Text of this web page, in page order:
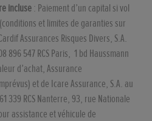
incluse: Paiement d’un capital si vol
et limites de garanties sur
Assurances Risques Divers, S.A.
896 547 RCS Paris, 1 bd Haussmann
d’achat, Assurance
et de Icare Assurance, S.A. au
339 RCS Nanterre, 93, rue Nationale
assistance et véhicule de